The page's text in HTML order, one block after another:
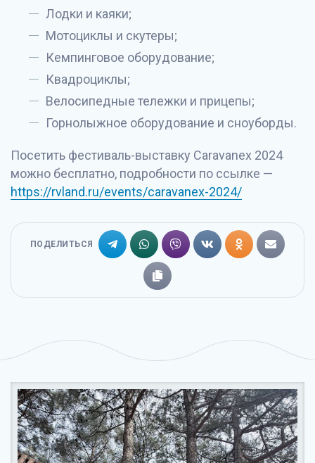
Лодки и каяки;
Мотоциклы и скутеры;
Кемпинговое оборудование;
Квадроциклы;
Велосипедные тележки и прицепы;
Горнолыжное оборудование и сноуборды.
Посетить фестиваль-выставку Caravanex 2024
можно бесплатно, подробности по ссылке —
https://rvland.ru/events/caravanex-2024/
ПОДЕЛИТЬСЯ